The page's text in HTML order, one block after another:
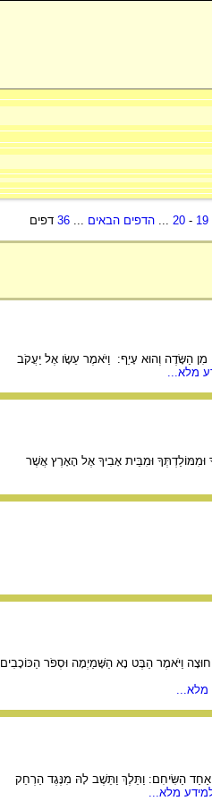
19
-
20
...הדפים הבאים ...
36 דפים
הַשָּׂדֶה וְהוּא עָיֵף: וַיֹּאמֶר עֵשָׂו אֶל יַעֲקֹב
מלא...
וּמִבֵּית אָבִיךָ אֶל הָאָרֶץ אֲשֶׁר
וַיֹּאמֶר הַבֶּט נָא הַשָּׁמַיְמָה וּסְפֹר הַכּוֹכָבִים
מלא...
הַשִּׂיחִם: וַתֵּלֶךְ וַתֵּשֶׁב לָהּ מִנֶּגֶד הַרְחֵק
מלא...